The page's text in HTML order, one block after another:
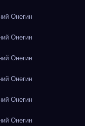
Онегин
Онегин
Онегин
Онегин
Онегин
Онегин